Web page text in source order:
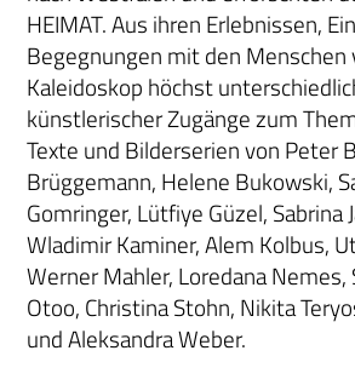
HEIMAT. Aus ihren Erlebnissen,
Begegnungen mit den Menschen
Kaleidoskop höchst
künstlerischer Zugänge zum
Texte und Bilderserien von Peter
Brüggemann, Helene Bukowski,
Gomringer, Lütfiye Güzel, Sabrina
Wladimir Kaminer, Alem Kolbus,
Werner Mahler, Loredana Nemes,
Otoo, Christina Stohn, Nikita
und Aleksandra Weber.